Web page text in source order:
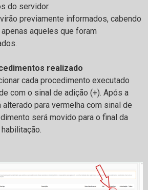
do servidor.
previamente informados, cabendo
aqueles que foram
realizado
cada procedimento executado
com o sinal de adição (+). Após a
para vermelha com sinal de
será movido para o final da